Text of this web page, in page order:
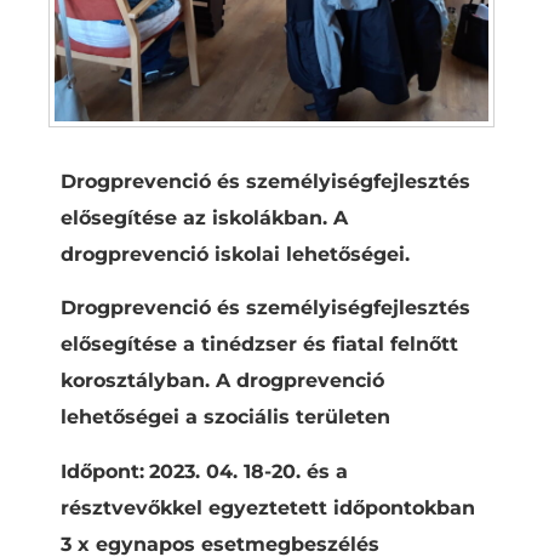
Drogprevenció és személyiségfejlesztés
elősegítése az iskolákban. A
drogprevenció iskolai lehetőségei.
Drogprevenció és személyiségfejlesztés
elősegítése a tinédzser és fiatal felnőtt
korosztályban. A drogprevenció
lehetőségei a szociális területen
Időpont: 2023. 04. 18-20. és a
résztvevőkkel egyeztetett időpontokban
3 x egynapos esetmegbeszélés